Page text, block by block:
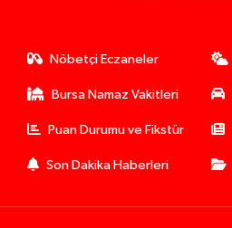
Nöbetçi Eczaneler
Bursa Namaz Vakitleri
Puan Durumu ve Fikstür
Son Dakika Haberleri